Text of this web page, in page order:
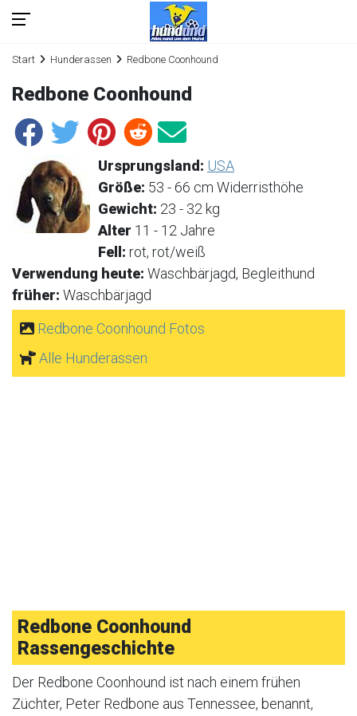
Start Hunderassen Redbone Coonhound
Redbone Coonhound
Ursprungsland: USA
Größe: 53 - 66 cm Widerristhöhe
Gewicht: 23 - 32 kg
Alter 11 - 12 Jahre
Fell: rot, rot/weiß
Verwendung heute: Waschbärjagd, Begleithund
früher: Waschbärjagd
Redbone Coonhound Fotos
Alle Hunderassen
Redbone Coonhound
Rassengeschichte
Der Redbone Coonhound ist nach einem frühen
Züchter, Peter Redbone aus Tennessee, benannt,